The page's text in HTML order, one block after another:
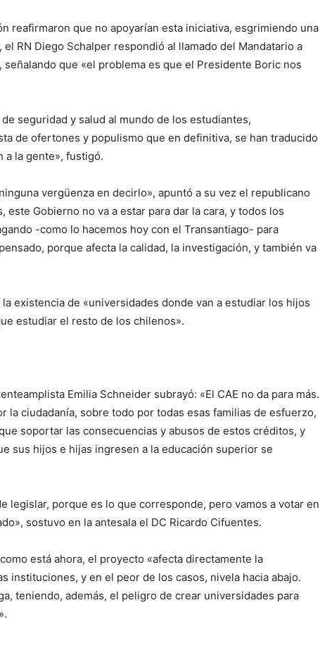
reafirmaron que no apoyarían esta iniciativa, esgrimiendo una
RN Diego Schalper respondió al llamado del Mandatario a
señalando que «el problema es que el Presidente Boric nos
seguridad y salud al mundo de los estudiantes,
de ofertones y populismo que en definitiva, se han traducido
a la gente», fustigó.
vergüenza en decirlo», apuntó a su vez el republicano
este Gobierno no va a estar para dar la cara, y todos los
-como lo hacemos hoy con el Transantiago- para
porque afecta la calidad, la investigación, y también va
existencia de «universidades donde van a estudiar los hijos
estudiar el resto de los chilenos».
Emilia Schneider subrayó: «El CAE no da para más.
la ciudadanía, sobre todo por todas esas familias de esfuerzo,
soportar las consecuencias y abusos de estos créditos, y
sus hijos e hijas ingresen a la educación superior se
legislar, porque es lo que corresponde, pero vamos a votar en
sostuvo en la antesala el DC Ricardo Cifuentes.
está ahora, el proyecto «afecta directamente la
instituciones, y en el peor de los casos, nivela hacia abajo.
teniendo, además, el peligro de crear universidades para